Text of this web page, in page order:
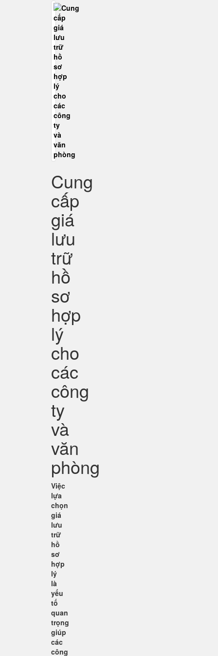
Cung
cấp
giá
lưu
trữ
hồ
sơ
hợp
lý
cho
các
công
ty
và
văn
phòng
Việc
lựa
chọn
giá
lưu
trữ
hồ
sơ
hợp
lý
là
yếu
tố
quan
trọng
giúp
các
công